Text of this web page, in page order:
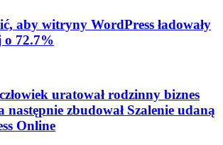
aby witryny WordPress ładowały
o 72.7%
uratował rodzinny biznes
następnie zbudował Szalenie udaną
Online